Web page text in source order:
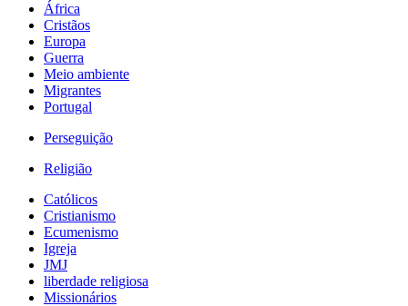
África
Cristãos
Europa
Guerra
Meio ambiente
Migrantes
Portugal
Perseguição
Religião
Católicos
Cristianismo
Ecumenismo
Igreja
JMJ
liberdade religiosa
Missionários